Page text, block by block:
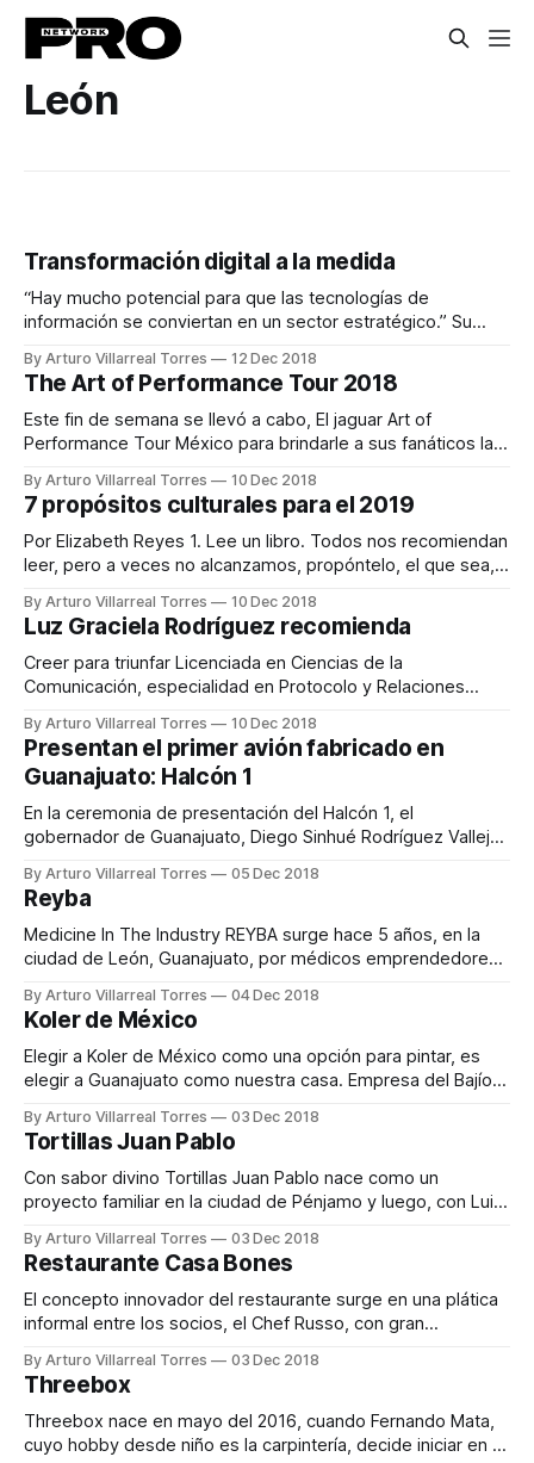
León
Transformación digital a la medida
“Hay mucho potencial para que las tecnologías de
información se conviertan en un sector estratégico.” Su
Sistemas en el Tecnológico Regional de Durango para
entonces involucrarse en el sector gubernamental, donde
toma experiencia en las áreas tecnológicas y digitales.
Tiempo después tiene
By Arturo Villarreal Torres 12 Dec 2018
The Art of Performance Tour 2018
Este fin de semana se llevó a cabo, El jaguar Art of
Performance Tour México para brindarle a sus fanáticos la
donde pudieron explorar los límites de lo que tú y los
vehículos de Jaguar pueden hacer. La salida fue de la
By Arturo Villarreal Torres 10 Dec 2018
7 propósitos culturales para el 2019
Por Elizabeth Reyes 1. Lee un libro. Todos nos recomiendan
leer, pero a veces no alcanzamos, propóntelo, el que sea,
nos olvidamos de los museos hasta que viajamos, pero no
es necesario viajar para conocer un artista
By Arturo Villarreal Torres 10 Dec 2018
Luz Graciela Rodríguez recomienda
Creer para triunfar Licenciada en Ciencias de la
Comunicación, especialidad en Protocolo y Relaciones
de Corporativo de Logística Especializada, Asesora de
Relaciones Institucionales, Catedrática de RRPP, Protocolo y
Org. de Eventos, Consejera de AMEXME Nacional, Ex
Presidenta de AMEXME 2013-2016, participa en diversos
By Arturo Villarreal Torres 10 Dec 2018
Presentan el primer avión fabricado en
Guanajuato: Halcón 1
En la ceremonia de presentación del Halcón 1, el
gobernador de Guanajuato, Diego Sinhué Rodríguez Vallejo,
el apoyo del gobierno para impulsar el proyecto. La
aeronave tendrá como objetivo ser herramienta turística, de
entrenamiento básico y de vigilancia aérea. Su fabricación
By Arturo Villarreal Torres 05 Dec 2018
Reyba
Medicine In The Industry REYBA surge hace 5 años, en la
ciudad de León, Guanajuato, por médicos emprendedores,
el abastecimiento de insumos, con la finalidad de brindar
una atención integral en el área laboral para las empresas y
el
By Arturo Villarreal Torres 04 Dec 2018
Koler de México
Elegir a Koler de México como una opción para pintar, es
elegir a Guanajuato como nuestra casa. Empresa del Bajío
materiales orgánicos, uno de los principales objetivos de la
marca es entregarle al cliente la mejor calidad en sus
By Arturo Villarreal Torres 03 Dec 2018
Tortillas Juan Pablo
Con sabor divino Tortillas Juan Pablo nace como un
proyecto familiar en la ciudad de Pénjamo y luego, con Luis
posicionar la marca en nuevos mercados llevando la
expansión del negocio. La empresa cuenta con alta calidad
en su
By Arturo Villarreal Torres 03 Dec 2018
Restaurante Casa Bones
El concepto innovador del restaurante surge en una plática
informal entre los socios, el Chef Russo, con gran
exitoso, quienes combinaron conocimiento y talento para
crear un concepto totalmente diferente: Restaurante Casa
Bones, donde podrás vivir una verdadera experiencia
asando tu propia carne o
By Arturo Villarreal Torres 03 Dec 2018
Threebox
Threebox nace en mayo del 2016, cuando Fernando Mata,
cuyo hobby desde niño es la carpintería, decide iniciar en el